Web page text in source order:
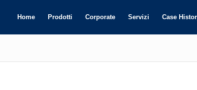
Home Prodotti Corporate Servizi Case